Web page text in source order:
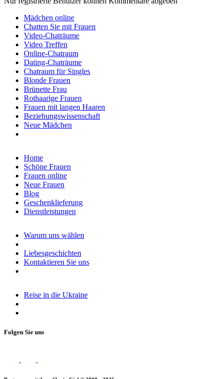
Mädchen online
Chatten Sie mit Frauen
Video-Chaträume
Video Treffen
Online-Chatraum
Dating-Chaträume
Chatraum für Singles
Blonde Frauen
Brünette Frau
Rothaarige Frauen
Frauen mit langen Haaren
Beziehungswissenschaft
Neue Mädchen
Home
Schöne Frauen
Frauen online
Neue Frauen
Blog
Geschenklieferung
Dienstleistungen
Warum uns wählen
Liebesgeschichten
Kontaktieren Sie uns
Reise in die Ukraine
Folgen Sie uns